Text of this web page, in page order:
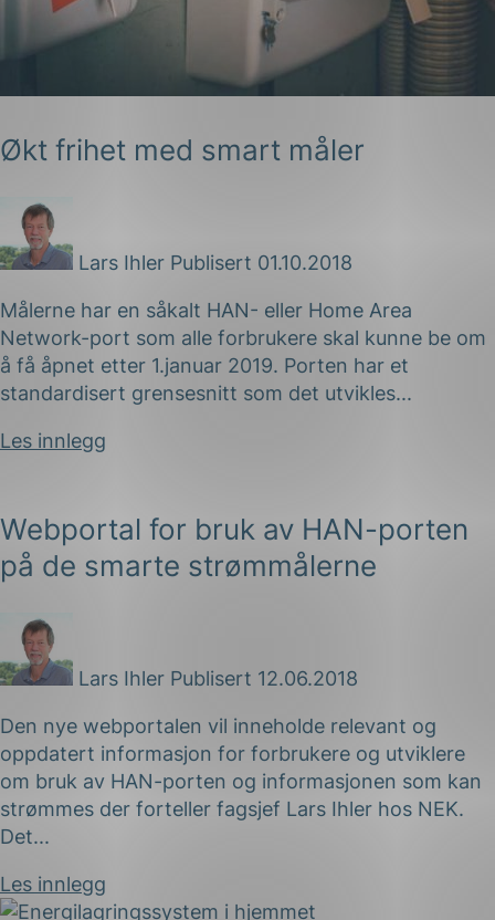
Økt frihet med smart måler
Lars Ihler Publisert 01.10.2018
Målerne har en såkalt HAN- eller Home Area
Network-port som alle forbrukere skal kunne be om
å få åpnet etter 1.januar 2019. Porten har et
standardisert grensesnitt som det utvikles...
Les innlegg
Webportal for bruk av HAN-porten
på de smarte strømmålerne
Lars Ihler Publisert 12.06.2018
Den nye webportalen vil inneholde relevant og
oppdatert informasjon for forbrukere og utviklere
om bruk av HAN-porten og informasjonen som kan
strømmes der forteller fagsjef Lars Ihler hos NEK.
Det...
Les innlegg